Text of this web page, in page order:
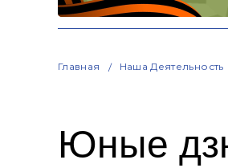
Главная Наша Деятельность
Юные